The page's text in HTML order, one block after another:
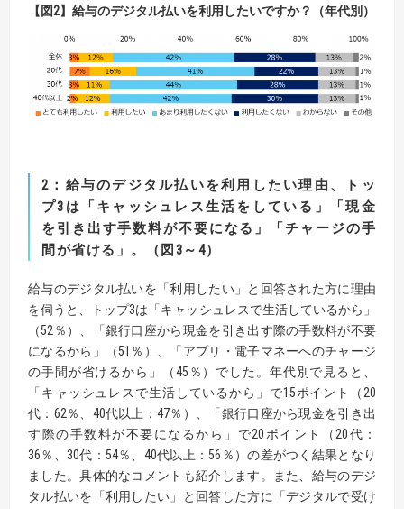
【 図2】給与のデジタル払いを利用したいですか？（年代別）
2 ： 給与のデジタル払いを利用したい理由、トッ
プ3 は「キャッシュレス生活をしている」
「現金
を引き出す手数料が不要になる」「チャージの手
間が省ける」。
（図 3 ～ 4）
給与のデジタル払いを「利用したい」と回答された方に理由
を伺うと、トップ3は「キャッシュレスで生活しているから」
（52％）、「銀行口座から現金を引き出す際の手数料が不要
になるから」（51％）、「アプリ・電子マネーへのチャージ
の手間が省けるから」（45％）でした。年代別で見ると、
「キャッシュレスで生活しているから」で15ポイント（20
代：62％、40代以上：47％）、「銀行口座から現金を引き出
す際の手数料が不要になるから」で20ポイント（20代：
36％、30代：54％、40代以上：56％）の差がつく結果となり
ました。具体的なコメントも紹介します。また、給与のデジ
タル払いを「利用したい」と回答した方に「デジタルで受け